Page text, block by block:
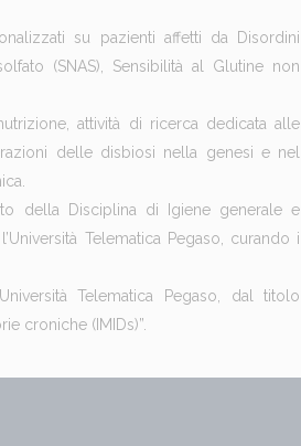
su pazienti affetti da Disordini
(SNAS), Sensibilità al Glutine non
attività di ricerca dedicata alle
delle disbiosi nella genesi e nel
della Disciplina di Igiene generale e
Telematica Pegaso, curando i
Telematica Pegaso, dal titolo
croniche (IMIDs)”.